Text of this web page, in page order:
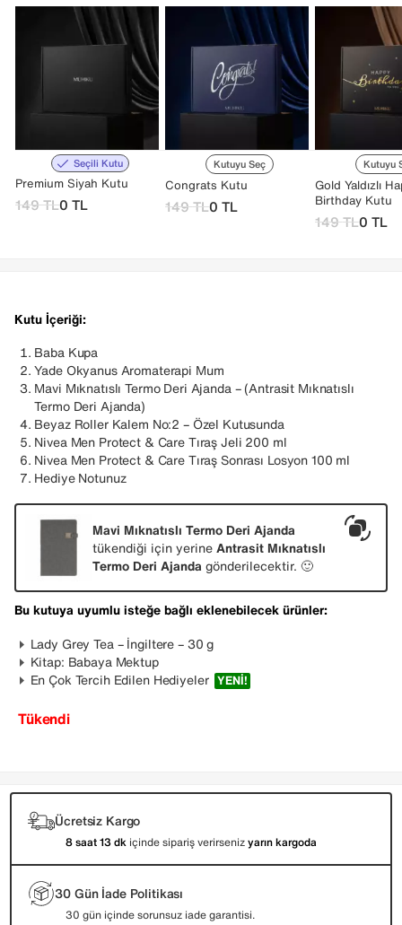
Seçili Kutu
Premium Siyah Kutu
149TL0 TL
Kutuyu Seç
Congrats Kutu
149TL0 TL
Kutuyu
Gold Yaldızlı
Birthday Kutu
149TL0 TL
Kutu İçeriği:
Baba Kupa
Yade Okyanus Aromaterapi Mum
Mavi Mıknatıslı Termo Deri Ajanda – (Antrasit Mıknatıslı
Termo Deri Ajanda)
Beyaz Roller Kalem No:2 – Özel Kutusunda
Nivea Men Protect & Care Tıraş Jeli 200 ml
Nivea Men Protect & Care Tıraş Sonrası Losyon 100 ml
Hediye Notunuz
Mavi Mıknatıslı Termo Deri Ajanda
tükendiği için yerineAntrasit Mıknatıslı
Termo Deri Ajanda gönderilecektir. 🙂
Bu kutuya uyumlu isteğe bağlı eklenebilecek ürünler:
Lady Grey Tea – İngiltere – 30 g
Kitap: Babaya Mektup
En Çok Tercih Edilen Hediyeler YENI!
Tükendi
Ücretsiz Kargo
8 saat 13 dk içinde sipariş verirsenizyarın kargoda
30 Gün İade Politikası
30 gün içinde sorunsuz iade garantisi.